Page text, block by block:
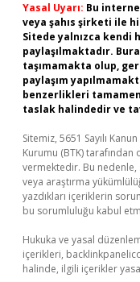
Yasal Uyarı: Bu
veya şahıs şirketi ile
Sitede yalnızca kendi
paylaşılmaktadır.
taşımamakta olup,
paylaşım
benzerlikleri
taslak halindedir ve
Sitemiz, 5651 Sayılı
Kurumu (BTK) tarafından
vermektedir. Bu
veya araştırma
yazdıkları içeriklerin
bu sorumluluğu kabul
Hukuka ve yasal
içerikleri,
halinde, ilgili içerikler